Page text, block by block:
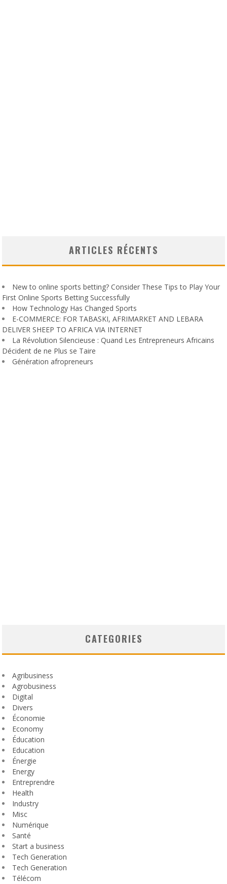
ARTICLES RÉCENTS
New to online sports betting? Consider These Tips to Play Your
First Online Sports Betting Successfully
How Technology Has Changed Sports
E-COMMERCE: FOR TABASKI, AFRIMARKET AND LEBARA
DELIVER SHEEP TO AFRICA VIA INTERNET
La Révolution Silencieuse : Quand Les Entrepreneurs Africains
Décident de ne Plus se Taire
Génération afropreneurs
CATEGORIES
Agribusiness
Agrobusiness
Digital
Divers
Économie
Economy
Éducation
Education
Énergie
Energy
Entreprendre
Health
Industry
Misc
Numérique
Santé
Start a business
Tech Generation
Tech Generation
Télécom